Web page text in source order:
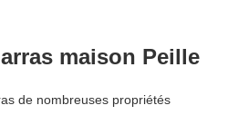
maison Peille
de nombreuses propriétés